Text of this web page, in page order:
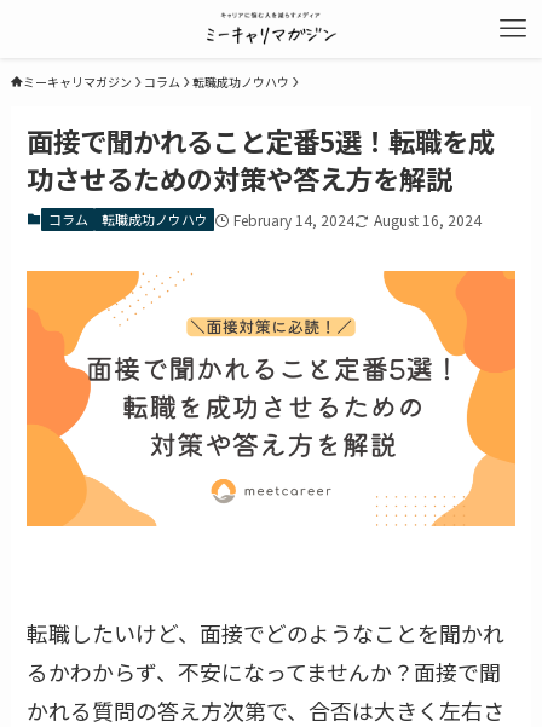
ミーキャリマガジン コラム 転職成功ノウハウ
面接で聞かれること定番5選！転職を成
功させるための対策や答え方を解説
コラム 転職成功ノウハウ February 14, 2024 August 16, 2024
転職したいけど、面接でどのようなことを聞かれ
るかわからず、不安になってませんか？面接で聞
かれる質問の答え方次第で、合否は大きく左右さ